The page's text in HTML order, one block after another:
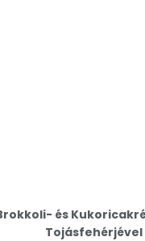
és
Tojásfehérjével